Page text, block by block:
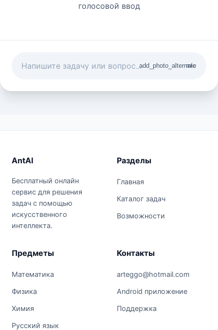
голосовой ввод
add_photo_alternate
mic
AntAI
Бесплатный онлайн
сервис для решения
задач с помощью
искусственного
интеллекта.
Разделы
Главная
Каталог задач
Возможности
Предметы
Математика
Физика
Химия
Русский язык
Контакты
arteggo@hotmail.com
Android приложение
Поддержка